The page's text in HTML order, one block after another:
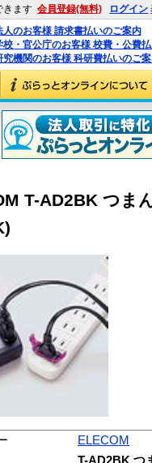
きます 会員登録(無料) ログイン
人のお客様 請求書払いのご案内
校・官公庁のお客様 校費・公費
究機関のお客様 科研費払いのご
T-AD2BK つま
ELECOM
T-AD2BK つ